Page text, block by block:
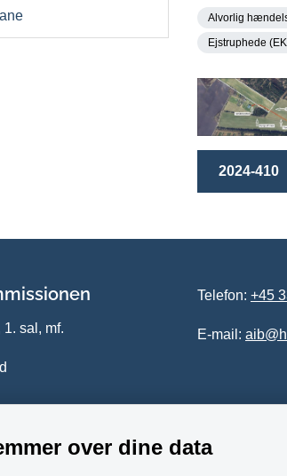
Alvorlig
Ejstruphede
2024-410
sal, mf.
Telefon: +45
E-mail:
over dine data